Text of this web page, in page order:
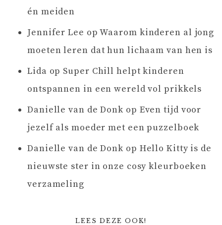
én meiden
Jennifer Lee opWaarom kinderen al jong
moeten leren dat hun lichaam van hen is
Lida op Super Chill helpt kinderen
ontspannen in een wereld vol prikkels
Danielle van de Donk op Even tijd voor
jezelf als moeder met een puzzelboek
Danielle van de Donk op Hello Kitty is de
nieuwste ster in onze cosy kleurboeken
verzameling
LEES DEZE OOK!